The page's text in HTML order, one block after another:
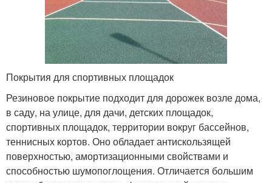
Покрытия для спортивных площадок
Резиновое покрытие подходит для дорожек возле дома,
в саду, на улице, для дачи, детских площадок,
спортивных площадок, территории вокруг бассейнов,
теннисных кортов. Оно обладает антискользящей
поверхностью, амортизационными свойствами и
способностью шумопоглощения. Отличается большим